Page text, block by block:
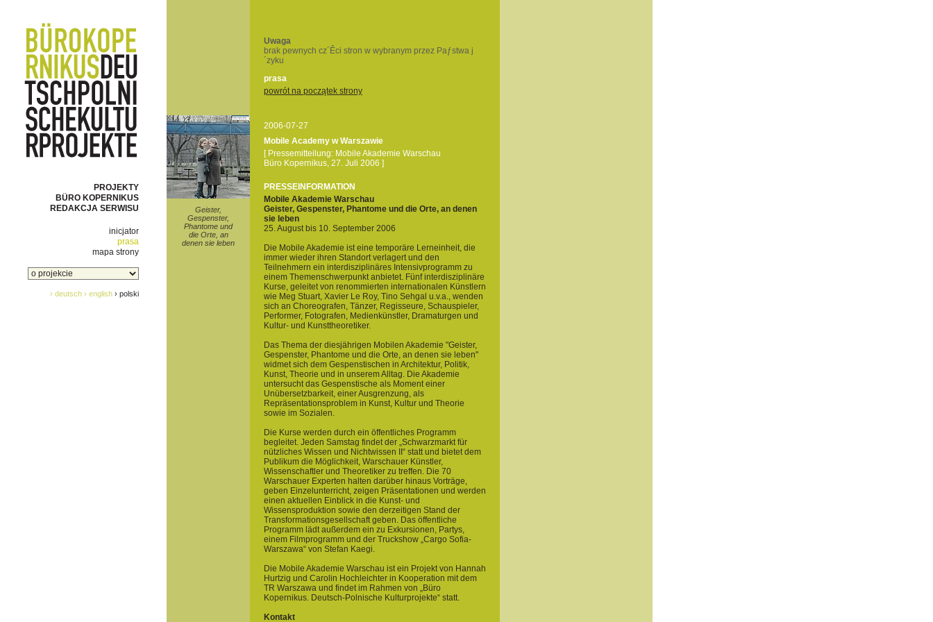
PROJEKTY
BÜRO KOPERNIKUS
REDAKCJA SERWISU
inicjator
prasa
mapa strony
› deutsch › english › polski
Uwaga
brak pewnych cz´Êci stron w wybranym przez Paƒstwa j
´zyku
prasa
powrót na początek strony
Geister,
Gespenster,
Phantome und
die Orte, an
denen sie leben
2006-07-27
Mobile Academy w Warszawie
[ Pressemitteilung: Mobile Akademie Warschau
Büro Kopernikus, 27. Juli 2006 ]
PRESSEINFORMATION
Mobile Akademie Warschau
Geister, Gespenster, Phantome und die Orte, an denen
sie leben
25. August bis 10. September 2006
Die Mobile Akademie ist eine temporäre Lerneinheit, die
immer wieder ihren Standort verlagert und den
Teilnehmern ein interdisziplinäres Intensivprogramm zu
einem Themenschwerpunkt anbietet. Fünf interdisziplinäre
Kurse, geleitet von renommierten internationalen Künstlern
wie Meg Stuart, Xavier Le Roy, Tino Sehgal u.v.a., wenden
sich an Choreografen, Tänzer, Regisseure, Schauspieler,
Performer, Fotografen, Medienkünstler, Dramaturgen und
Kultur- und Kunsttheoretiker.
Das Thema der diesjährigen Mobilen Akademie "Geister,
Gespenster, Phantome und die Orte, an denen sie leben"
widmet sich dem Gespenstischen in Architektur, Politik,
Kunst, Theorie und in unserem Alltag. Die Akademie
untersucht das Gespenstische als Moment einer
Unübersetzbarkeit, einer Ausgrenzung, als
Repräsentationsproblem in Kunst, Kultur und Theorie
sowie im Sozialen.
Die Kurse werden durch ein öffentliches Programm
begleitet. Jeden Samstag findet der „Schwarzmarkt für
nützliches Wissen und Nichtwissen II“ statt und bietet dem
Publikum die Möglichkeit, Warschauer Künstler,
Wissenschaftler und Theoretiker zu treffen. Die 70
Warschauer Experten halten darüber hinaus Vorträge,
geben Einzelunterricht, zeigen Präsentationen und werden
einen aktuellen Einblick in die Kunst- und
Wissensproduktion sowie den derzeitigen Stand der
Transformationsgesellschaft geben. Das öffentliche
Programm lädt außerdem ein zu Exkursionen, Partys,
einem Filmprogramm und der Truckshow „Cargo Sofia-
Warszawa“ von Stefan Kaegi.
Die Mobile Akademie Warschau ist ein Projekt von Hannah
Hurtzig und Carolin Hochleichter in Kooperation mit dem
TR Warszawa und findet im Rahmen von „Büro
Kopernikus. Deutsch-Polnische Kulturprojekte“ statt.
Kontakt